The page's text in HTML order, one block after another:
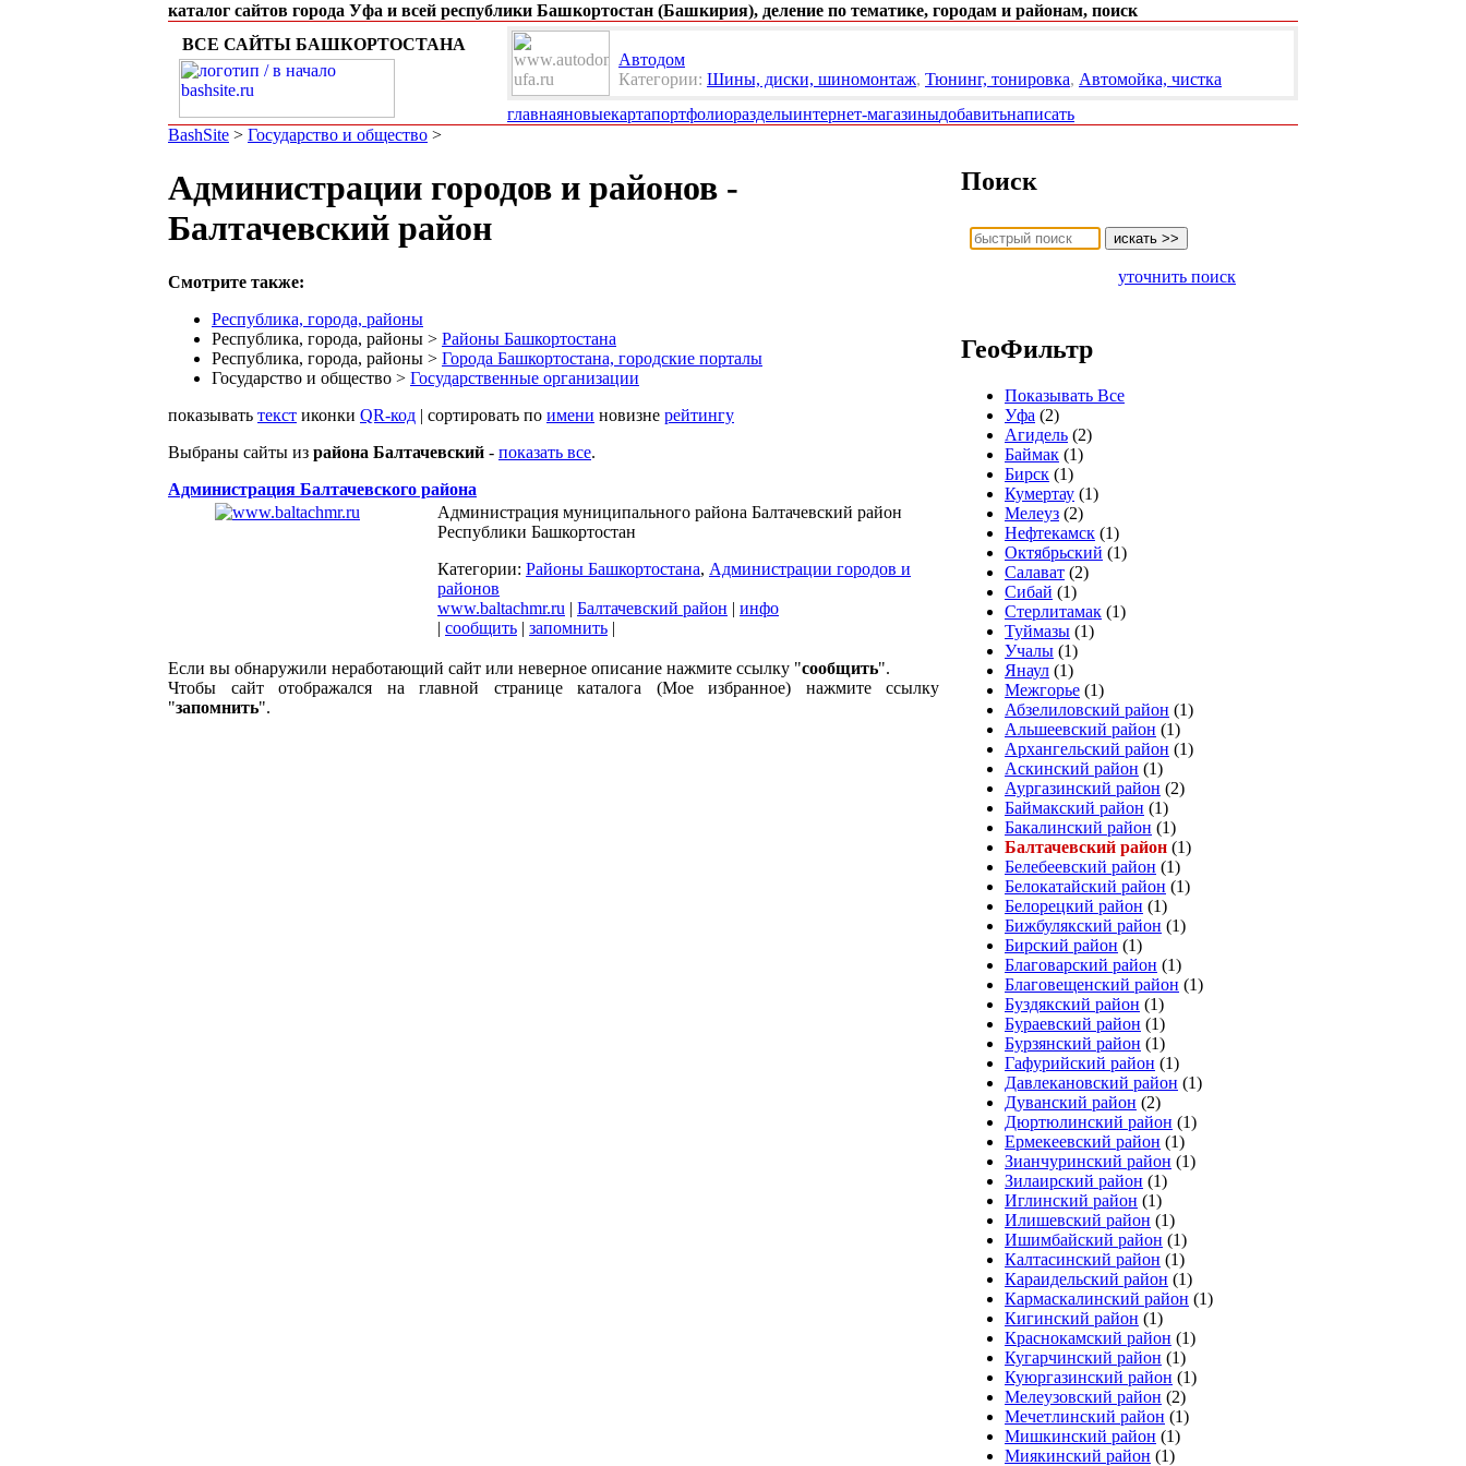
каталог сайтов города Уфа и всей республики Башкортостан (Башкирия), деление по тематике, городам и районам, поиск
ВСЕ САЙТЫ БАШКОРТОСТАНА
Автодом
Категории: Шины, диски, шиномонтаж, Тюнинг, тонировка, Автомойка, чистка
главнаяновыекартапортфолиоразделыинтернет-магазиныдобавитьнаписать
BashSite > Государство и общество >
Администрации городов и районов -
Балтачевский район
Смотрите также:
Республика, города, районы
Республика, города, районы > Районы Башкортостана
Республика, города, районы > Города Башкортостана, городские порталы
Государство и общество > Государственные организации
показывать текст иконки QR-код | сортировать по имени новизне рейтингу
Выбраны сайты из района Балтачевский - показать все.
Администрация Балтачевского района
Администрация муниципального района Балтачевский район
Республики Башкортостан
Категории: Районы Башкортостана, Администрации городов и
районов
www.baltachmr.ru | Балтачевский район | инфо
| сообщить | запомнить |
Если вы обнаружили неработающий сайт или неверное описание нажмите ссылку "сообщить".
Чтобы сайт отображался на главной странице каталога (Мое избранное) нажмите ссылку
"запомнить".
Поиск
уточнить поиск
ГеоФильтр
Показывать Все
Уфа (2)
Агидель (2)
Баймак (1)
Бирск (1)
Кумертау (1)
Мелеуз (2)
Нефтекамск (1)
Октябрьский (1)
Салават (2)
Сибай (1)
Стерлитамак (1)
Туймазы (1)
Учалы (1)
Янаул (1)
Межгорье (1)
Абзелиловский район (1)
Альшеевский район (1)
Архангельский район (1)
Аскинский район (1)
Аургазинский район (2)
Баймакский район (1)
Бакалинский район (1)
Балтачевский район (1)
Белебеевский район (1)
Белокатайский район (1)
Белорецкий район (1)
Бижбулякский район (1)
Бирский район (1)
Благоварский район (1)
Благовещенский район (1)
Буздякский район (1)
Бураевский район (1)
Бурзянский район (1)
Гафурийский район (1)
Давлекановский район (1)
Дуванский район (2)
Дюртюлинский район (1)
Ермекеевский район (1)
Зианчуринский район (1)
Зилаирский район (1)
Иглинский район (1)
Илишевский район (1)
Ишимбайский район (1)
Калтасинский район (1)
Караидельский район (1)
Кармаскалинский район (1)
Кигинский район (1)
Краснокамский район (1)
Кугарчинский район (1)
Куюргазинский район (1)
Мелеузовский район (2)
Мечетлинский район (1)
Мишкинский район (1)
Миякинский район (1)